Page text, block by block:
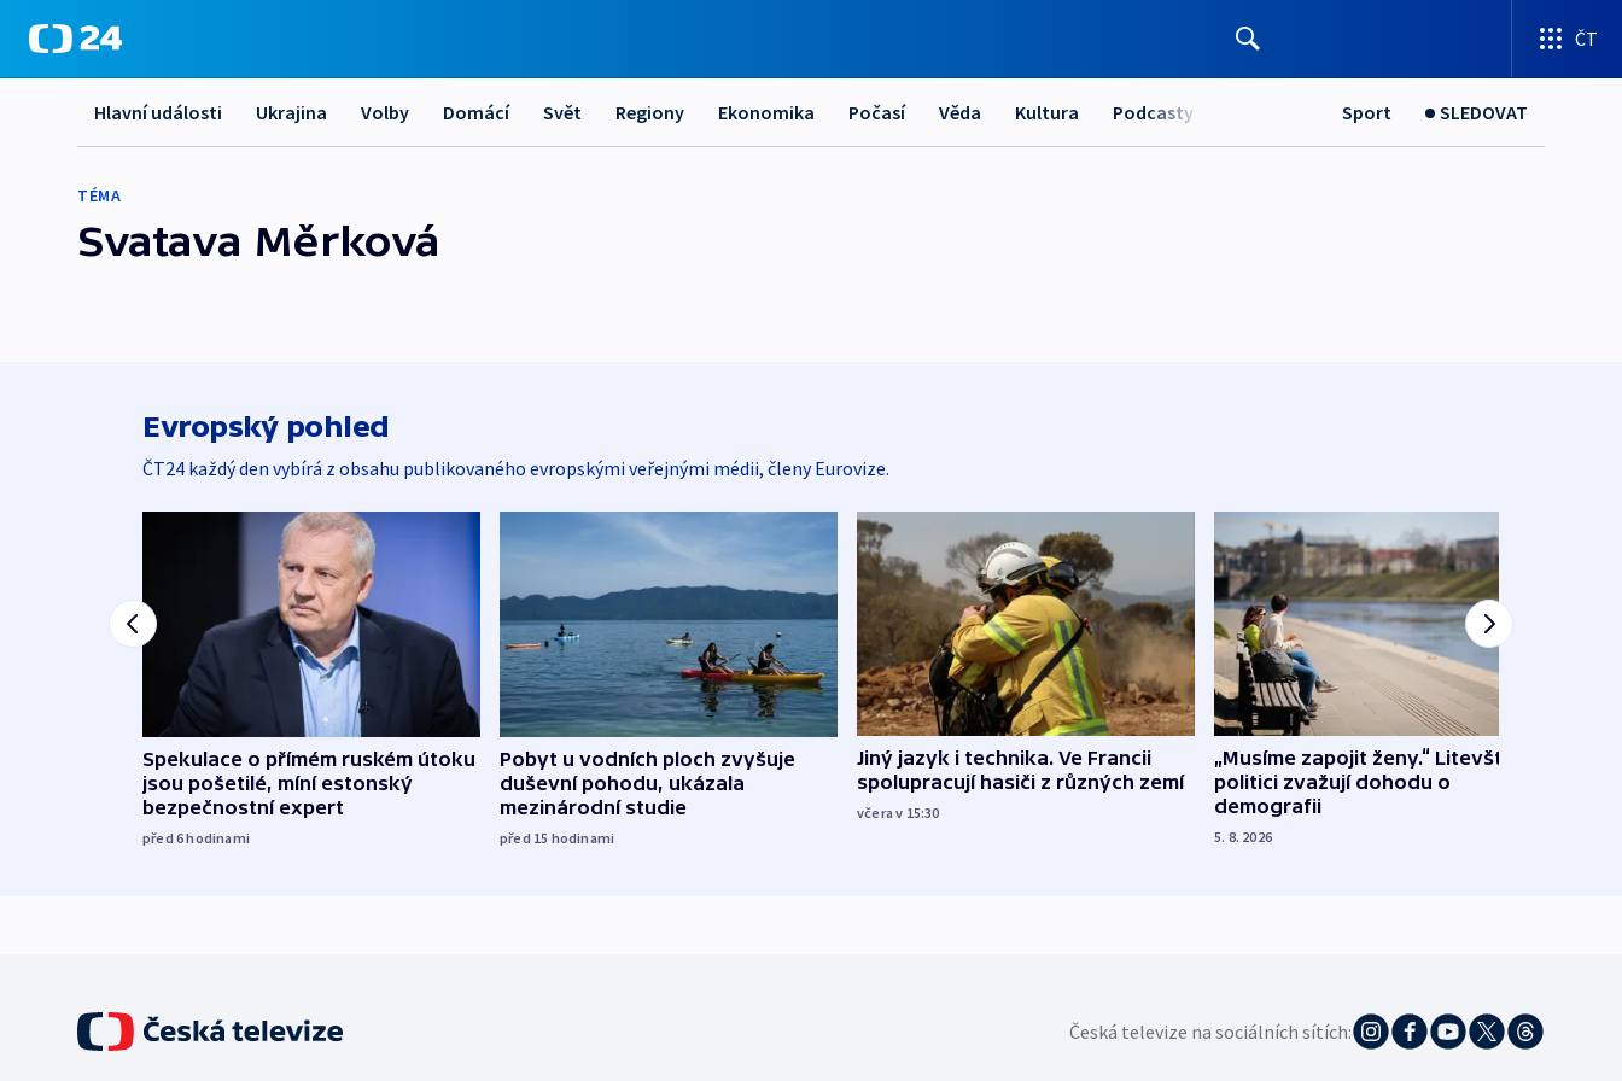
ČT
Hlavní události Ukrajina Volby Domácí Svět Regiony Ekonomika Počasí Věda Kultura Podcasty Sport SLEDOVAT
TÉMA
Svatava Měrková
Evropský pohled
ČT24 každý den vybírá z obsahu publikovaného evropskými veřejnými médii, členy Eurovize.
Spekulace o přímém ruském útoku
jsou pošetilé, míní estonský
bezpečnostní expert
před 6hodinami
Pobyt u vodních ploch zvyšuje
duševní pohodu, ukázala
mezinárodní studie
před 15 hodinami
Jiný jazyk i technika. Ve Francii
spolupracují hasiči z různých zemí
včera v 15:30
„Musíme zapojit ženy.“ Litevští
politici zvažují dohodu o
demografii
5. 8. 2026
Česká televize na sociálních sítích: